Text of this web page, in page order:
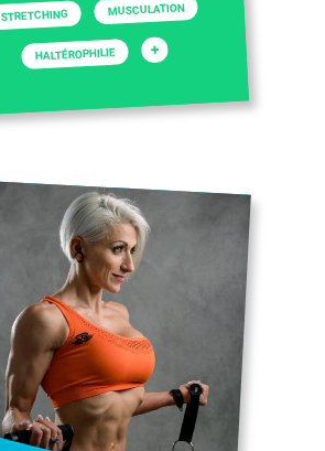
STRETCHING MUSCULATION
HALTÉROPHILIE +